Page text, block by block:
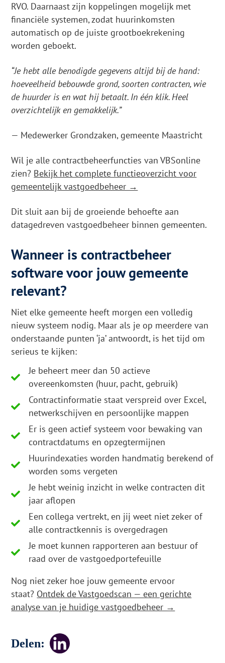
RVO. Daarnaast zijn koppelingen mogelijk met
financiële systemen, zodat huurinkomsten
automatisch op de juiste grootboekrekening
worden geboekt.
“Je hebt alle benodigde gegevens altijd bij de hand:
hoeveelheid bebouwde grond, soorten contracten, wie
de huurder is en wat hij betaalt. In één klik. Heel
overzichtelijk en gemakkelijk.”
— Medewerker Grondzaken, gemeente Maastricht
Wil je alle contractbeheerfuncties van VBSonline
zien? Bekijk het complete functieoverzicht voor
gemeentelijk vastgoedbeheer →
Dit sluit aan bij de groeiende behoefte aan
datagedreven vastgoedbeheer binnen gemeenten.
Wanneer is contractbeheer
software voor jouw gemeente
relevant?
Niet elke gemeente heeft morgen een volledig
nieuw systeem nodig. Maar als je op meerdere van
onderstaande punten ‘ja’ antwoordt, is het tijd om
serieus te kijken:
Je beheert meer dan 50 actieve
overeenkomsten (huur, pacht, gebruik)
Contractinformatie staat verspreid over Excel,
netwerkschijven en persoonlijke mappen
Er is geen actief systeem voor bewaking van
contractdatums en opzegtermijnen
Huurindexaties worden handmatig berekend of
worden soms vergeten
Je hebt weinig inzicht in welke contracten dit
jaar aflopen
Een collega vertrekt, en jij weet niet zeker of
alle contractkennis is overgedragen
Je moet kunnen rapporteren aan bestuur of
raad over de vastgoedportefeuille
Nog niet zeker hoe jouw gemeente ervoor
staat? Ontdek de Vastgoedscan — een gerichte
analyse van je huidige vastgoedbeheer →
Delen: